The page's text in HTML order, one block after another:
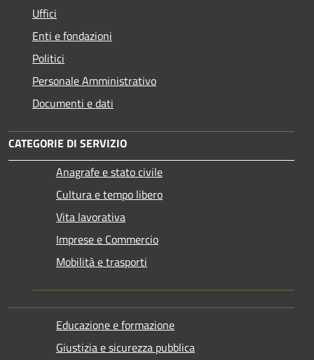
Uffici
Enti e fondazioni
Politici
Personale Amministrativo
Documenti e dati
CATEGORIE DI SERVIZIO
Anagrafe e stato civile
Cultura e tempo libero
Vita lavorativa
Imprese e Commercio
Mobilità e trasporti
Educazione e formazione
Giustizia e sicurezza pubblica